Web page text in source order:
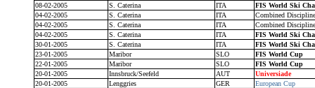
08-02-2005
S. Caterina ITA
FIS World Ski
04-02-2005
S. Caterina ITA
Combined
04-02-2005
S. Caterina ITA
Combined
04-02-2005
S. Caterina ITA
FIS World Ski
30-01-2005
S. Caterina ITA
FIS World Ski
23-01-2005
Maribor SLO
FIS World Cup
22-01-2005
Maribor SLO
FIS World Cup
20-01-2005
Innsbruck/Seefeld AUT
Universiade
20-01-2005
Lenggries GER
European Cup